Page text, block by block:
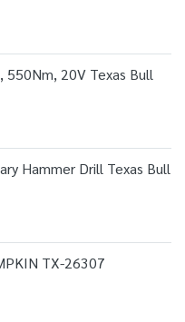
20V Texas Bull
Hammer Drill Texas Bull
TX-26307